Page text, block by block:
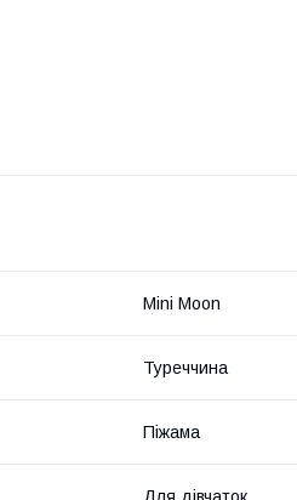
Mini Moon
Туреччина
Піжама